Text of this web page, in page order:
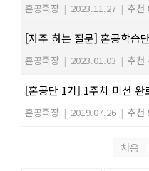
혼공족장 | 2023.11.27 | 추천
[자주 하는 질문] 혼공학습
혼공족장 | 2023.01.03 | 추천
[혼공단 1기] 1주차 미션 완
혼공족장 | 2019.07.26 | 추천
처음